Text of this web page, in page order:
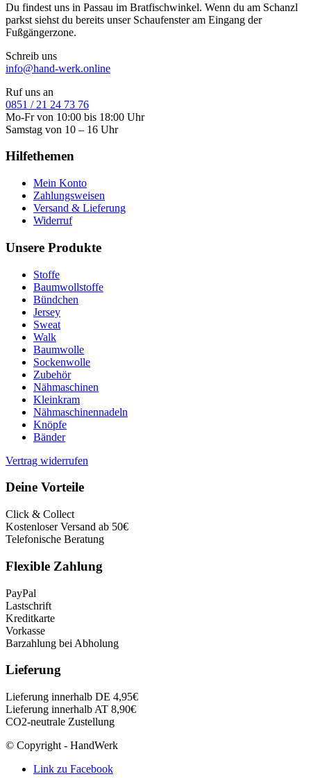
Du findest uns in Passau im Bratfischwinkel. Wenn du am Schanzl
parkst siehst du bereits unser Schaufenster am Eingang der
Fußgängerzone.
Schreib uns
info@hand-werk.online
Ruf uns an
0851 / 21 24 73 76
Mo-Fr von 10:00 bis 18:00 Uhr
Samstag von 10 – 16 Uhr
Hilfethemen
Mein Konto
Zahlungsweisen
Versand & Lieferung
Widerruf
Unsere Produkte
Stoffe
Baumwollstoffe
Bündchen
Jersey
Sweat
Walk
Baumwolle
Sockenwolle
Zubehör
Nähmaschinen
Kleinkram
Nähmaschinennadeln
Knöpfe
Bänder
Vertrag widerrufen
Deine Vorteile
Click & Collect
Kostenloser Versand ab 50€
Telefonische Beratung
Flexible Zahlung
PayPal
Lastschrift
Kreditkarte
Vorkasse
Barzahlung bei Abholung
Lieferung
Lieferung innerhalb DE 4,95€
Lieferung innerhalb AT 8,90€
CO2-neutrale Zustellung
© Copyright - HandWerk
Link zu Facebook